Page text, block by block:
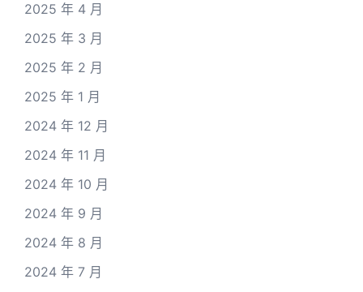
2025 年 4 月
2025 年 3 月
2025 年 2 月
2025 年 1 月
2024 年 12 月
2024 年 11 月
2024 年 10 月
2024 年 9 月
2024 年 8 月
2024 年 7 月